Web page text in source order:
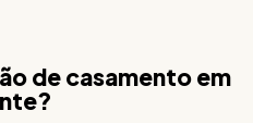
de casamento em